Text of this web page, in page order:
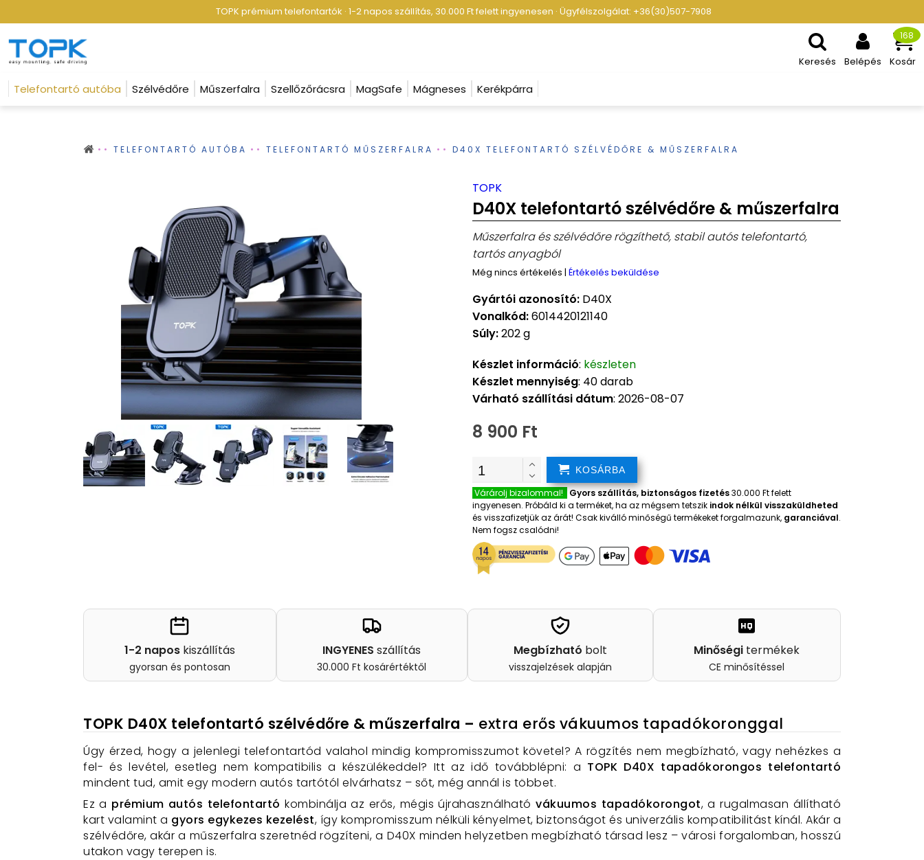
TOPK prémium telefontartók · 1-2 napos szállítás, 30.000 Ft felett ingyenesen · Ügyfélszolgálat: +36(30)507-7908
Keresés Belépés Kosár
168
Telefontartó autóba Szélvédőre Műszerfalra Szellőzőrácsra MagSafe Mágneses Kerékpárra
TELEFONTARTÓ AUTÓBA TELEFONTARTÓ MŰSZERFALRA D40X TELEFONTARTÓ SZÉLVÉDŐRE & MŰSZERFALRA
TOPK
D40X telefontartó szélvédőre & műszerfalra
Műszerfalra és szélvédőre rögzíthető, stabil autós telefontartó,
tartós anyagból
Még nincs értékelés | Értékelés beküldése
Gyártói azonosító: D40X
Vonalkód:6014420121140
Súly:202 g
Készlet információ: készleten
Készlet mennyiség: 40 darab
Várható szállítási dátum: 2026-08-07
8 900 Ft
KOSÁRBA
Várárolj bizalommal! Gyors szállítás, biztonságos fizetés30.000 Ft felett
ingyenesen. Próbáld ki a terméket, ha az mégsem tetszik indok nélkül visszaküldheted
és visszafizetjük az árát! Csak kiválló minőségű termékeket forgalmazunk, garanciával.
Nem fogsz csalódni!
1-2 naposkiszállítás
gyorsan és pontosan
INGYENES szállítás
30.000 Ft kosárértéktől
Megbízható bolt
visszajelzések alapján
Minőségi termékek
CE minősítéssel
TOPK D40X telefontartó szélvédőre & műszerfalra – extra erős vákuumos tapadókoronggal
Úgy érzed, hogy a jelenlegi telefontartód valahol mindig kompromisszumot követel? A rögzítés nem megbízható, vagy nehézkes a
fel- és levétel, esetleg nem kompatibilis a készülékeddel? Itt az idő továbblépni: a TOPK D40X tapadókorongos telefontartó
mindent tud, amit egy modern autós tartótól elvárhatsz – sőt, még annál is többet.
Ez a prémium autós telefontartó kombinálja az erős, mégis újrahasználhatóvákuumos tapadókorongot, a rugalmasan állítható
kart valamint a gyors egykezes kezelést, így kompromisszum nélküli kényelmet, biztonságot és univerzális kompatibilitást kínál. Akár a
szélvédőre, akár a műszerfalra szeretnéd rögzíteni, a D40X minden helyzetben megbízható társad lesz – városi forgalomban, hosszú
utakon vagy terepen is.